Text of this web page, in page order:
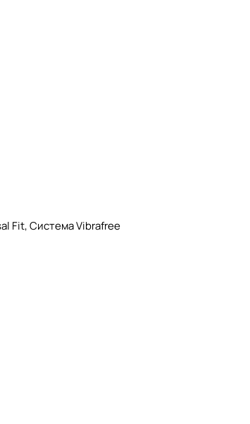
Fit, Система Vibrafree